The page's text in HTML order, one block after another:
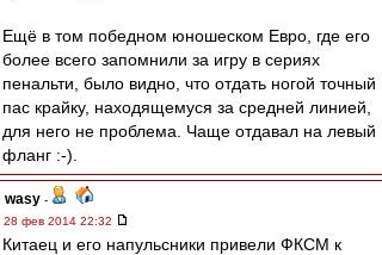
Ещё в том победном юношеском Евро, где его
более всего запомнили за игру в сериях
пенальти, было видно, что отдать ногой точный
пас крайку, находящемуся за средней линией,
для него не проблема. Чаще отдавал на левый
фланг :-).
wasy -
28 фев 2014 22:32
Китаец и его напульсники привели ФКСМ к